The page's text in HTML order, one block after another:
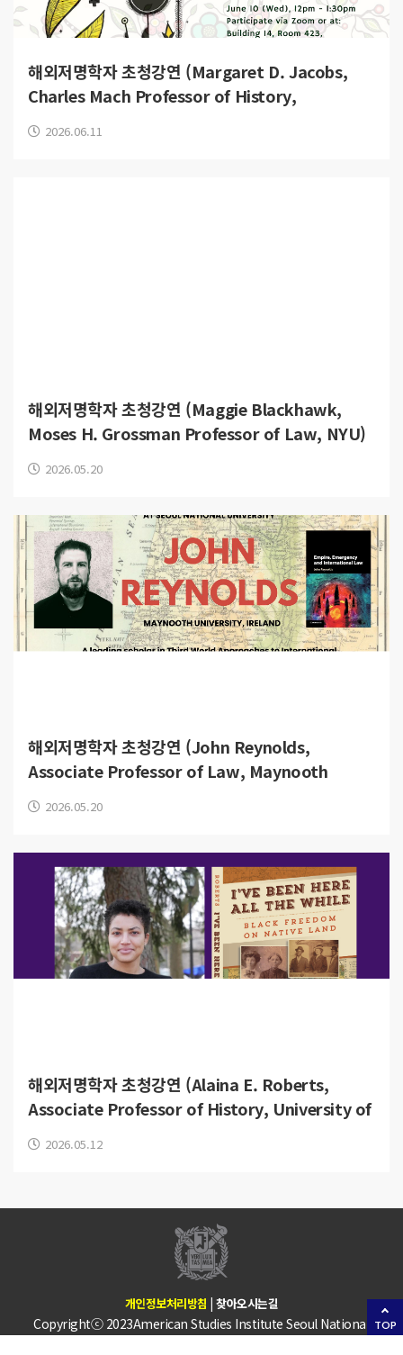
해외저명학자 초청강연 (Margaret D. Jacobs,
Charles Mach Professor of History,
University of Nebraska-Lincoln)
2026.06.11
해외저명학자 초청강연 (Maggie Blackhawk,
Moses H. Grossman Professor of Law, NYU)
2026.05.20
해외저명학자 초청강연 (John Reynolds,
Associate Professor of Law, Maynooth
University)
2026.05.20
해외저명학자 초청강연 (Alaina E. Roberts,
Associate Professor of History, University of
Pittsburgh)
2026.05.12
TOP
개인정보처리방침 |찾아오시는길
Copyrightⓒ 2023American Studies Institute Seoul National